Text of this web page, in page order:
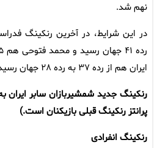
نهم شد.
در این شرایط، در آخرین رنکینگ
ایران هم از رده ۳۷ به رده ۲۸ جهان رسید.
رنکینگ جدید شمشیربازان سابر
پرانتز رنکینگ قبلی بازیکنان است.)
رنکینگ انفرادی